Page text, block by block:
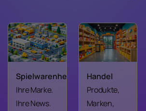
Spielwarenhersteller
Ihre Marke.
Ihre News.
Handel
Produkte,
Marken,